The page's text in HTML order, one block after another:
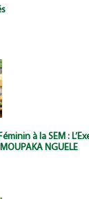
à la SEM :
NGUELE